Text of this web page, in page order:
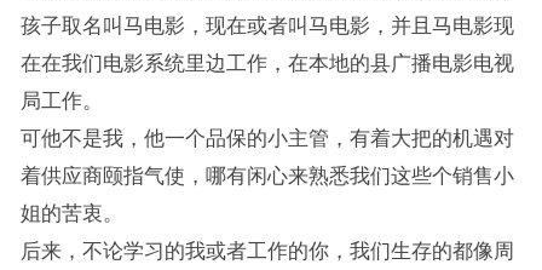
孩子取名叫马电影，现在或者叫马电影，并且马电影现
在在我们电影系统里边工作，在本地的县广播电影电视
局工作。
可他不是我，他一个品保的小主管，有着大把的机遇对
着供应商颐指气使，哪有闲心来熟悉我们这些个销售小
姐的苦衷。
后来，不论学习的我或者工作的你，我们生存的都像周